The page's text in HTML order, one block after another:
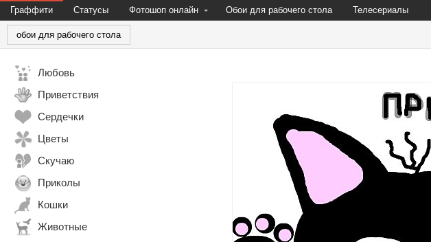
Граффити Статусы Фотошоп онлайн Обои для рабочего стола Телесериалы
обои для рабочего стола
Любовь
Приветствия
Сердечки
Цветы
Скучаю
Приколы
Кошки
Животные